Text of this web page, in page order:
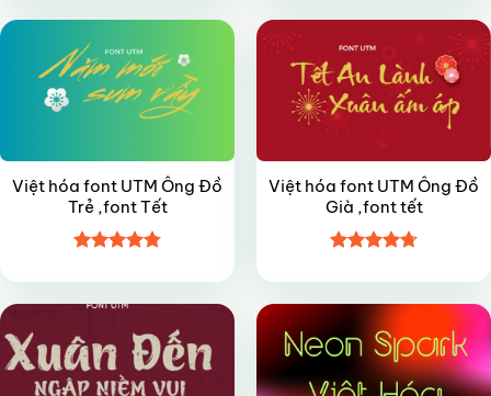
sao
5 sao
Việt hóa font UTM Ông Đồ
Trẻ ,font Tết
hạng4.85
sao
Việt hóa font UTM Ông Đồ
Già ,font tết
hạng4.75
sao